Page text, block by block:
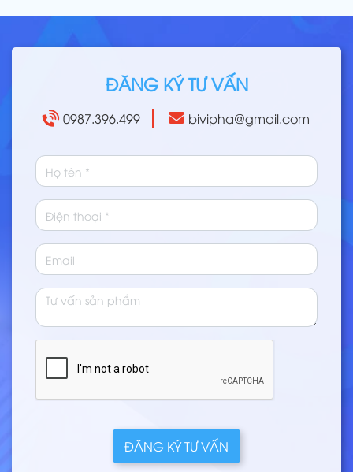
ĐĂNG KÝ TƯ VẤN
0987.396.499 bivipha@gmail.com
ĐĂNG KÝ TƯ VẤN